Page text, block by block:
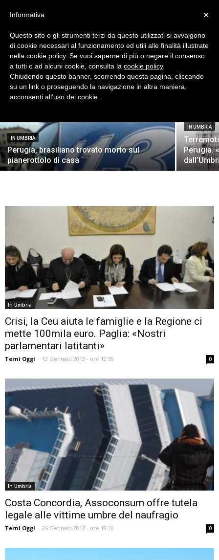
IN UMBRIA
IN UMBRIA
Arrestato Goracci, vicepresidente del
consiglio regionale ed ex sindaco Gubbio
Terni Oggi - 14 Febbraio 2012 - ore 10:13
IN UMBRIA
Perugia, brasiliano trovato morto sul
pianerottolo di casa
IN UMBRIA
Perugia.
In Umbria
Crisi, la Ceu aiuta le famiglie e la Regione ci
mette 100mila euro. Paglia: «Nostri
parlamentari latitanti»
Terni Oggi - 12 Gennaio 2012 - ore 12:59 0
In Umbria
Costa Concordia, Assoconsum offre tutela
legale alle vittime umbre del naufragio
Terni Oggi - 26 Gennaio 2012 - ore 18:10 0
×
Informativa
Questo sito o gli strumenti terzi da questo utilizzati si avvalgono
di cookie necessari al funzionamento ed utili alle finalità illustrate
nella cookie policy. Se vuoi saperne di più o negare il consenso
a tutti o ad alcuni cookie, consulta la cookie policy.
Chiudendo questo banner, scorrendo questa pagina, cliccando
su un link o proseguendo la navigazione in altra maniera,
acconsenti all’uso dei cookie.